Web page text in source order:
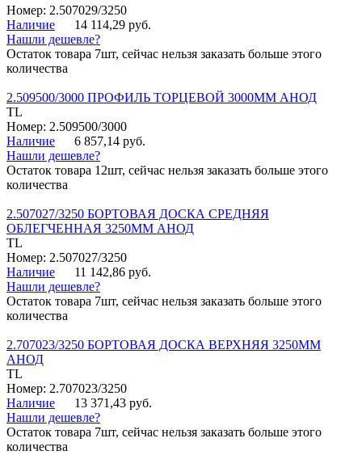
Номер: 2.507029/3250
Наличие
14 114,29 руб.
Нашли дешевле?
Остаток товара 7шт, сейчас нельзя заказать больше этого
количества
2.509500/3000 ПРОФИЛЬ ТОРЦЕВОЙ 3000ММ АНОД
TL
Номер: 2.509500/3000
Наличие
6 857,14 руб.
Нашли дешевле?
Остаток товара 12шт, сейчас нельзя заказать больше этого
количества
2.507027/3250 БОРТОВАЯ ДОСКА СРЕДНЯЯ
ОБЛЕГЧЕННАЯ 3250ММ АНОД
TL
Номер: 2.507027/3250
Наличие
11 142,86 руб.
Нашли дешевле?
Остаток товара 7шт, сейчас нельзя заказать больше этого
количества
2.707023/3250 БОРТОВАЯ ДОСКА ВЕРХНЯЯ 3250ММ
АНОД
TL
Номер: 2.707023/3250
Наличие
13 371,43 руб.
Нашли дешевле?
Остаток товара 7шт, сейчас нельзя заказать больше этого
количества